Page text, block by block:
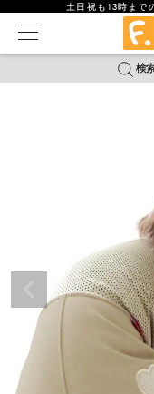
土日祝も13時まで
検
返品・交